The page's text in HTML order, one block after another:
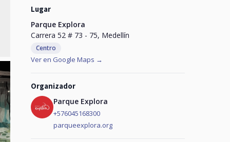
Lugar
Parque Explora
Carrera 52 # 73 - 75, Medellín
Centro
Ver en Google Maps →
Organizador
Parque Explora
+576045168300
parqueexplora.org